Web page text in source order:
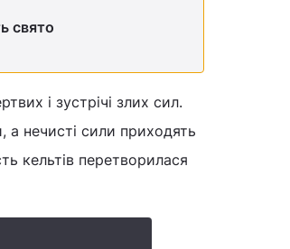
свято
і зустрічі злих сил.
а нечисті сили приходять
кельтів перетворилася